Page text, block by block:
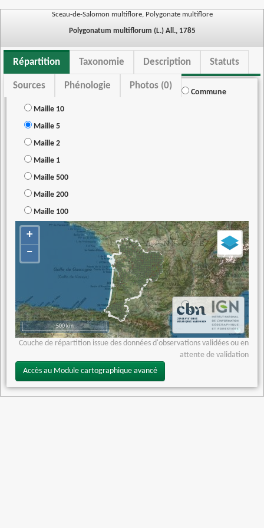
Sceau-de-Salomon multiflore, Polygonate multiflore
Polygonatum multiflorum (L.) All., 1785
Répartition Taxonomie Description Statuts
Sources Phénologie Photos (0)
Commune
Maille 10
Maille 5
Maille 2
Maille 1
Maille 500
Maille 200
Maille 100
+
−
500 km
Couche de répartition issue des données d'observations validées ou en
attente de validation
Accès au Module cartographique avancé